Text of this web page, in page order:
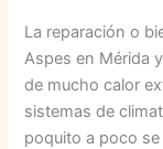
La reparación o
Aspes en Mérida
de mucho calor
sistemas de
poquito a poco